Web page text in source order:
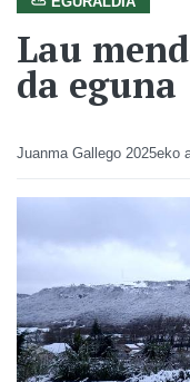
Lau
da eguna
Juanma Gallego 2025eko